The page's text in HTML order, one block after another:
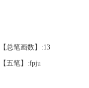
【总笔画数】:13
【五笔】:fpju